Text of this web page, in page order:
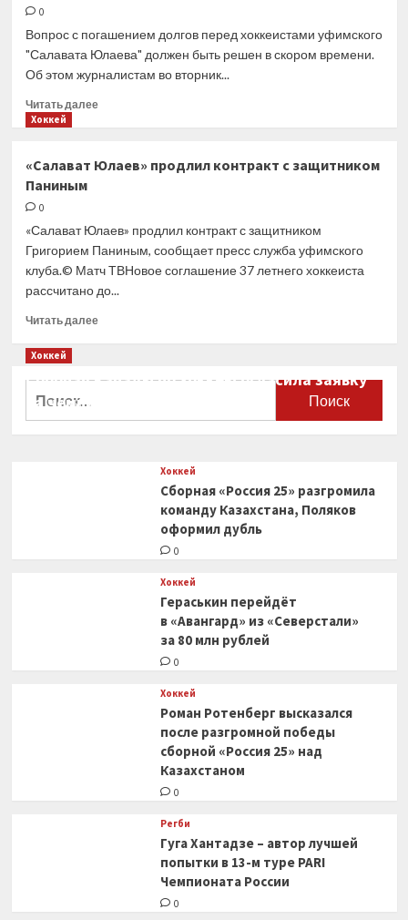
в другом
клубе
0
Вопрос с погашением долгов перед хоккеистами уфимского
"Салавата Юлаева" должен быть решен в скором времени.
Об этом журналистам во вторник...
Читать далееПрочитать
КХЛ
будет
решен
вопрос
долгов
Хоккей
«Салават Юлаев» продлил контракт с защитником
Паниным
0
«Салават Юлаев» продлил контракт с защитником
Григорием Паниным, сообщает пресс служба уфимского
клуба.© Матч ТВНовое соглашение 37 летнего хоккеиста
рассчитано до...
Читать далееПрочитать
контракт
Хоккей
Сборная Канады по хоккею огласила заявку
на чемпионат мира
Хоккей
Сборная «Россия 25» разгромила
команду Казахстана, Поляков
оформил дубль
0
Хоккей
Гераськин перейдёт
в «Авангард» из «Северстали»
за 80 млн рублей
0
Хоккей
Роман Ротенберг высказался
после разгромной победы
сборной «Россия 25» над
Казахстаном
0
Регби
Гуга Хантадзе – автор лучшей
попытки в 13-м туре PARI
Чемпионата России
0